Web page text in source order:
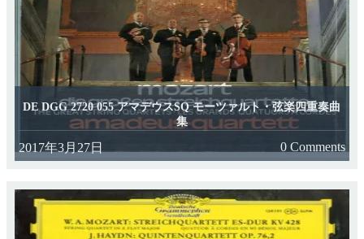
DE DGG 2720 055 アマデウスSQ モーツァルト・弦楽四重奏曲
集
2017年3月27日 0 Comments